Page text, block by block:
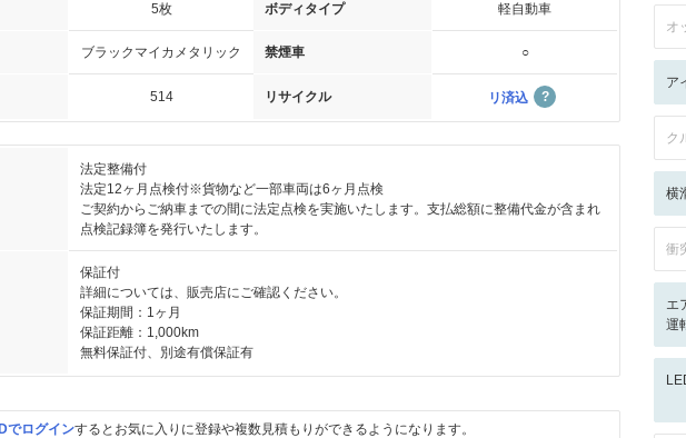
5枚 ボディタイプ 軽自動車
ブラックマイカメタリック 禁煙車 ○
514 リサイクル リ済込
法定整備付
法定12ヶ月点検付※貨物など一部車両は6ヶ月点検
ご契約からご納車までの間に法定点検を実施いたします。支払総額に整備代金が含まれ
点検記録簿を発行いたします。
保証付
詳細については、販売店にご確認ください。
保証期間：1ヶ月
保証距離：1,000km
無料保証付、別途有償保証有
でログインするとお気に入りに登録や複数見積もりができるようになります。
オ
ア
ク
横
衝
エ
運